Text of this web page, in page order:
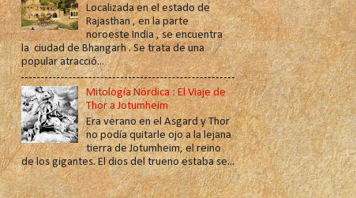
Localizada en el estado de
Rajasthan , en la parte
noroeste India , se encuentra
la ciudad de Bhangarh . Se trata de una
popular atracció...
Mitología Nórdica : El Viaje de
Thor a Jotumheim
Era verano en el Asgard y Thor
no podía quitarle ojo a la lejana
tierra de Jotumheim, el reino
de los gigantes. El dios del trueno estaba se...